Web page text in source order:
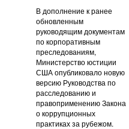
В дополнение к ранее
обновленным
руководящим документам
по корпоративным
преследованиям,
Министерство юстиции
США опубликовало новую
версию Руководства по
расследованию и
правоприменению Закона
о коррупционных
практиках за рубежом.